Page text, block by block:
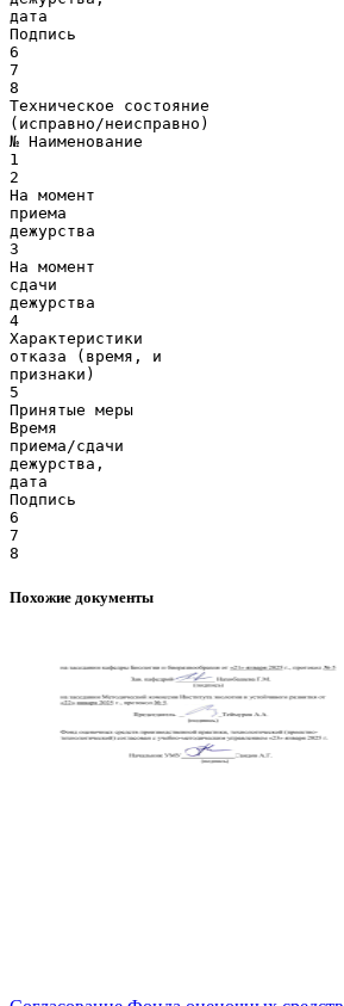
дата
Подпись
6
7
8
Техническое состояние
(исправно/неисправно)
№ Наименование
1
2
На момент
приема
дежурства
3
На момент
сдачи
дежурства
4
Характеристики
отказа (время, и
признаки)
5
Принятые меры
Время
приема/сдачи
дежурства,
дата
Подпись
6
7
Похожие документы